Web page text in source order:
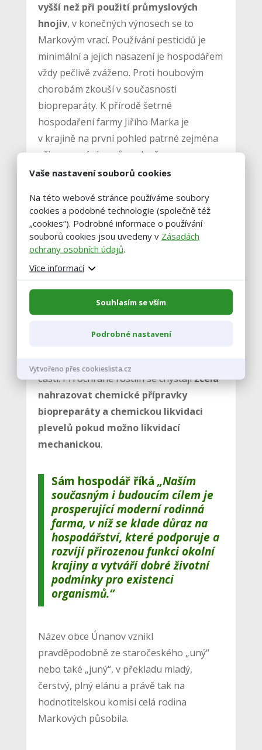
vyšší než při použití průmyslových
hnojiv, v konečných výnosech se to
Markovým vrací. Používání pesticidů je
minimální a jejich nasazení je hospodářem
vždy pečlivě zváženo. Proti houbovým
chorobám zkouší v současnosti
biopreparáty. K přírodě šetrné
hospodaření farmy Jiřího Marka je
v krajině na první pohled patrné zejména
při porovnání s průmyslově
provozovaným zemědělstvím, které je
V plánech do budoucna mají Markovi
udržovaných zanedbaných ploch
nejenom ve vlastní obci. Dále by chtěli
zvětšit stávající remízky a některé vlastní
části. Při ochraně rostlin se chystajízcela
nahrazovat chemické přípravky
biopreparáty a chemickou likvidaci
plevelů pokud možno likvidací
mechanickou.
Sám hospodář říká „Naším
současným i budoucím cílem je
prosperující moderní rodinná
farma, v níž se klade důraz na
hospodářství, které podporuje a
rozvíjí přirozenou funkci okolní
krajiny a vytváří dobré životní
podmínky pro existenci
organismů.“
Název obce Únanov vznikl
pravděpodobně ze staročeského „uný“
nebo také „juný“, v překladu mladý,
čerstvý, plný elánu a právě tak na
hodnotitelskou komisi celá rodina
Markových působila.
Vaše nastavení souborů cookies
Na této webové stránce používáme soubory
cookies a podobné technologie (společně též
„cookies“). Podrobné informace o používání
souborů cookies jsou uvedeny v Zásadách
ochrany osobních údajů.
Více informací
Souhlasím se vším
Podrobné nastavení
Vytvořeno přes cookieslista.cz